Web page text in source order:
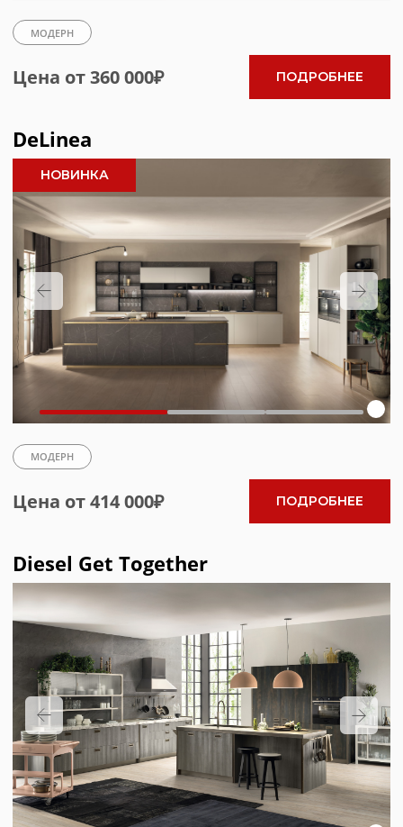
ПОДРОБНЕЕ
Цена от 369 000₽
КОЛЛЕКЦИИ
РАСПРОДАЖА
O SCAVOLINI
СОТРУДНИЧЕСТВО
ПОСЛЕПРОДАЖНОЕ ОБСЛУЖИВАНИЕ
КОНТАКТЫ
Политика конфиденциальности
чувство красоты
Подписаться на рассылку
Получить каталог в мессенджере